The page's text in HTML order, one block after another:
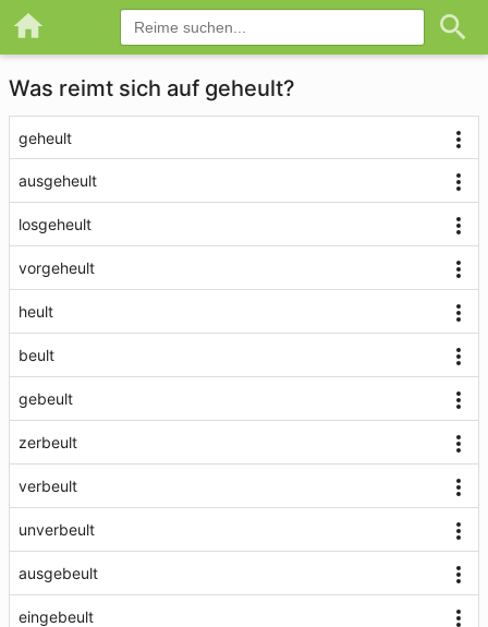
Was reimt sich auf geheult?
geheult
ausgeheult
losgeheult
vorgeheult
heult
beult
gebeult
zerbeult
verbeult
unverbeult
ausgebeult
eingebeult